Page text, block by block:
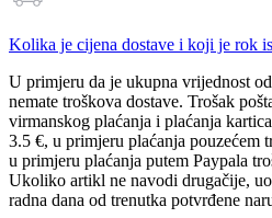
Kolika je cijena dostave i koji je rok
U primjeru da je ukupna vrijednost
nemate troškova dostave. Trošak
virmanskog plaćanja i plaćanja
3.5 €, u primjeru plaćanja pouzećem
u primjeru plaćanja putem Paypala
Ukoliko artikl ne navodi drugačije,
radna dana od trenutka potvrđene